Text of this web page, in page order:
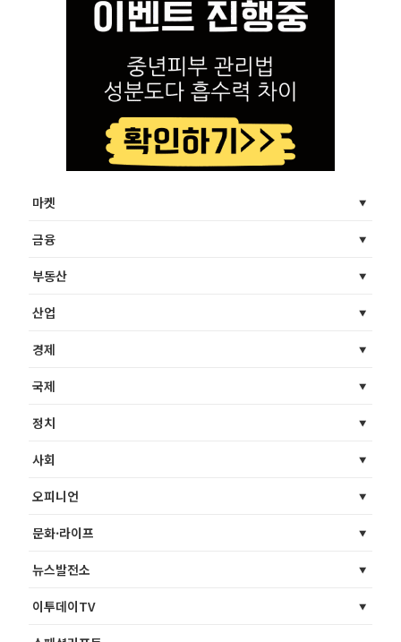
마켓
금융
부동산
산업
경제
국제
정치
사회
오피니언
문화·라이프
뉴스발전소
이투데이TV